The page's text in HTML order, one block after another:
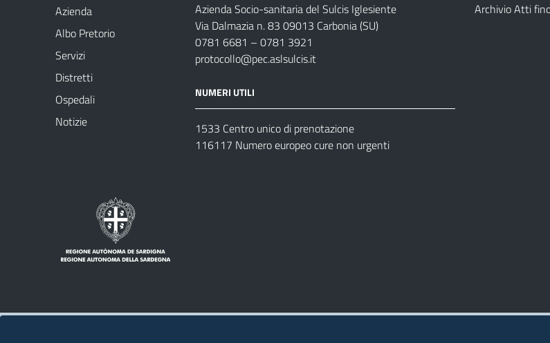
Azienda
Albo Pretorio
Servizi
Distretti
Ospedali
Notizie
Azienda Socio-sanitaria del Sulcis Iglesiente
Via Dalmazia n. 83 09013 Carbonia (SU)
0781 6681 – 0781 3921
protocollo@pec.aslsulcis.it
NUMERI UTILI
1533 Centro unico di prenotazione
116117 Numero europeo cure non urgenti
Archivio Atti